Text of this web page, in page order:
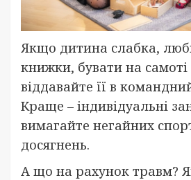
Якщо дитина слабка,
книжки, бувати на
віддавайте її в
Краще – індивідуальні
вимагайте негайних
досягнень.
А що на рахунок травм?